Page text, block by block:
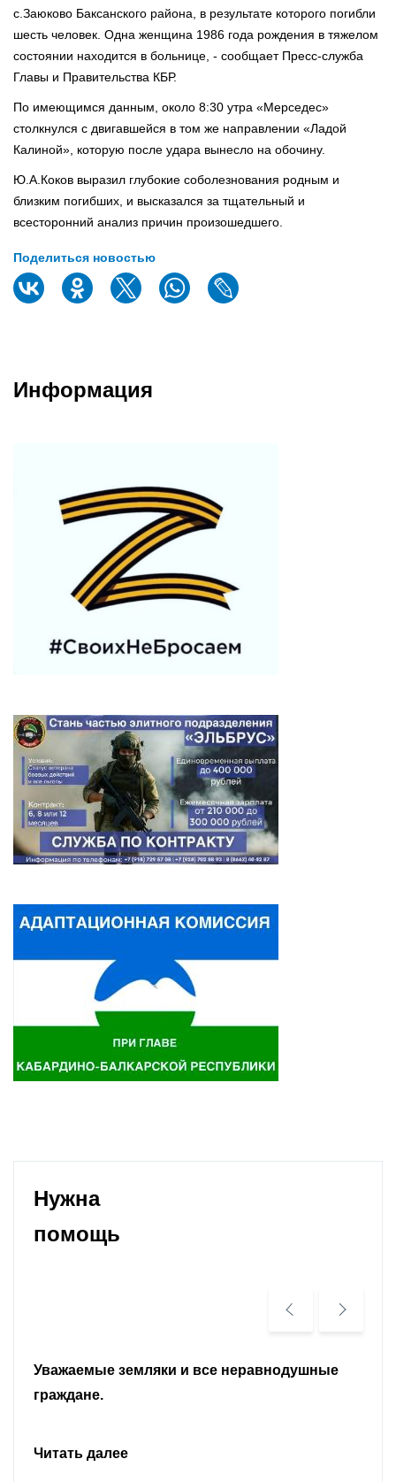
с.Заюково Баксанского района, в результате которого погибли
шесть человек. Одна женщина 1986 года рождения в тяжелом
состоянии находится в больнице, - сообщает Пресс-служба
Главы и Правительства КБР.
По имеющимся данным, около 8:30 утра «Мерседес»
столкнулся с двигавшейся в том же направлении «Ладой
Калиной», которую после удара вынесло на обочину.
Ю.А.Коков выразил глубокие соболезнования родным и
близким погибших, и высказался за тщательный и
всесторонний анализ причин произошедшего.
Поделиться новостью
Информация
Нужна
помощь
Уважаемые земляки и все неравнодушные
граждане.
Читать далее